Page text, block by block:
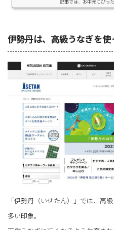
記事では、お中元にぴっ
選ぶポイントもまとめて
は、日頃の感謝の気持ちを
伊勢丹は、高級うなぎを
「伊勢丹（いせたん）」では、高
多い印象。